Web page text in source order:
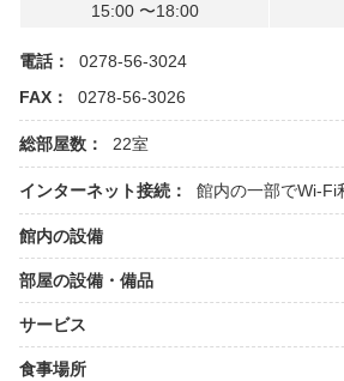
15:00 〜18:00
電話：
0278-56-3024
FAX：
0278-56-3026
総部屋数： 22室
インターネット接続： 館内の一部でWi-Fi
館内の設備
部屋の設備・備品
サービス
食事場所